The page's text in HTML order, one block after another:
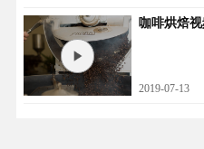
咖啡烘焙
2019-07-13